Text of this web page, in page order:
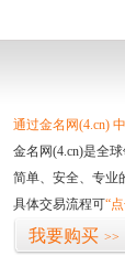
通过金名网(4.cn)
金名网(4.cn)是全
简单、安全、专业
具体交易流程可“
我要购买 >>